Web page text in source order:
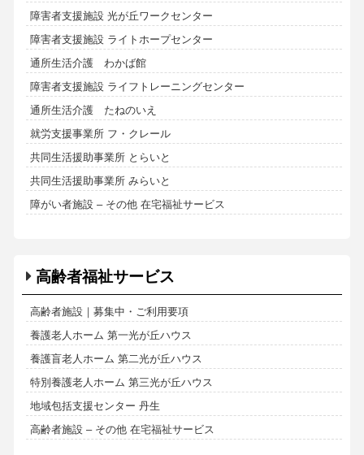
障害者支援施設 光が丘ワークセンター
障害者支援施設 ライトホープセンター
通所生活介護 わかば館
障害者支援施設 ライフトレーニングセンター
通所生活介護 たねのいえ
就労支援事業所 フ・クレール
共同生活援助事業所 とらいと
共同生活援助事業所 みらいと
障がい者施設 – その他 在宅福祉サービス
高齢者福祉サービス
高齢者施設｜募集中・ご利用要項
養護老人ホーム 第一光が丘ハウス
養護盲老人ホーム 第二光が丘ハウス
特別養護老人ホーム 第三光が丘ハウス
地域包括支援センター 丹生
高齢者施設 – その他 在宅福祉サービス